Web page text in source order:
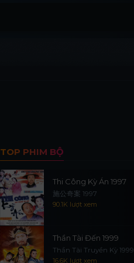
TOP PHIM BỘ
Thi Công Kỳ Án 1997
施公奇案 1997
90.1K lượt xem
Thần Tài Đến 1999
Thần Tài Truyền Kỳ 1999
16.6K lượt xem